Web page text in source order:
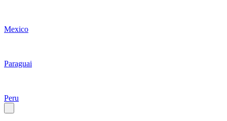
Mexico
Paraguai
Peru